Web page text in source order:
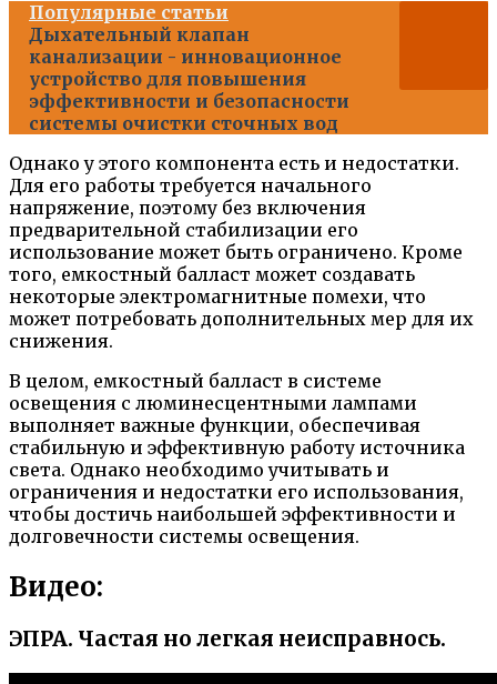
Популярные статьи
Дыхательный клапан
канализации - инновационное
устройство для повышения
эффективности и безопасности
системы очистки сточных вод
Однако у этого компонента есть и недостатки.
Для его работы требуется начального
напряжение, поэтому без включения
предварительной стабилизации его
использование может быть ограничено. Кроме
того, емкостный балласт может создавать
некоторые электромагнитные помехи, что
может потребовать дополнительных мер для их
снижения.
В целом, емкостный балласт в системе
освещения с люминесцентными лампами
выполняет важные функции, обеспечивая
стабильную и эффективную работу источника
света. Однако необходимо учитывать и
ограничения и недостатки его использования,
чтобы достичь наибольшей эффективности и
долговечности системы освещения.
Видео:
ЭПРА. Частая но легкая неисправнось.